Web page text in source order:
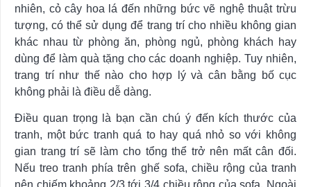
nhiên, cỏ cây hoa lá đến những bức vẽ nghệ thuật trừu
tượng, có thể sử dụng để trang trí cho nhiều không gian
khác nhau từ phòng ăn, phòng ngủ, phòng khách hay
dùng để làm quà tặng cho các doanh nghiệp. Tuy nhiên,
trang trí như thế nào cho hợp lý và cân bằng bố cục
không phải là điều dễ dàng.
Điều quan trọng là bạn cần chú ý đến kích thước của
tranh, một bức tranh quá to hay quá nhỏ so với không
gian trang trí sẽ làm cho tổng thể trở nên mất cân đối.
Nếu treo tranh phía trên ghế sofa, chiều rộng của tranh
nên chiếm khoảng 2/3 tới 3/4 chiều rộng của sofa. Ngoài